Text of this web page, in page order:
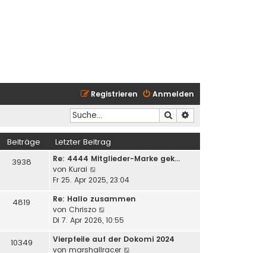
Anmelden
Registrieren
Suche
Beiträge Letzter Beitrag
3938
Re: 4444 Mitglieder-Marke gek…
von Kurai
e
e
s
t
r
Fr 25. Apr 2025, 23:04
4819
Re: Hallo zusammen
von Chriszo
e
e
Di 7. Apr 2026, 10:55
10349
Vierpfeile auf der Dokomi 2024
von marshallracer